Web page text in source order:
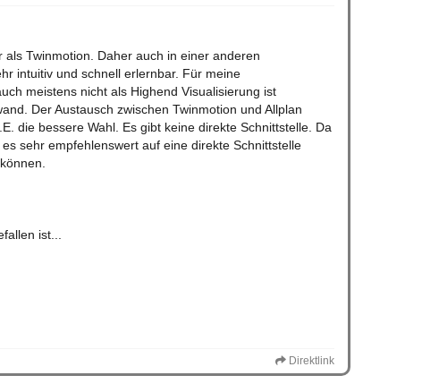
Twinmotion. Daher auch in einer anderen
intuitiv und schnell erlernbar. Für meine
meistens nicht als Highend Visualisierung ist
Der Austausch zwischen Twinmotion und Allplan
die bessere Wahl. Es gibt keine direkte Schnittstelle. Da
sehr empfehlenswert auf eine direkte Schnittstelle
ist...
Direktlink